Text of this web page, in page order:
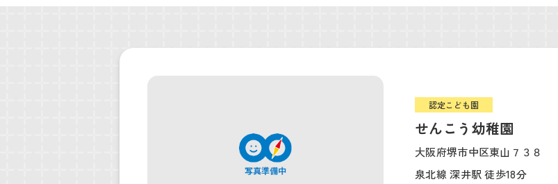
せんこう幼稚園
認定こども園
大阪府堺市中区東山７３８
泉北線 深井駅 徒歩18分